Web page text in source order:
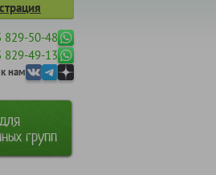
829-50-48
829-49-13
нам
групп